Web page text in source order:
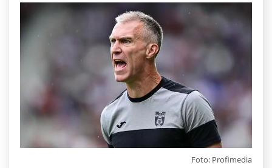
Foto: Profimedia